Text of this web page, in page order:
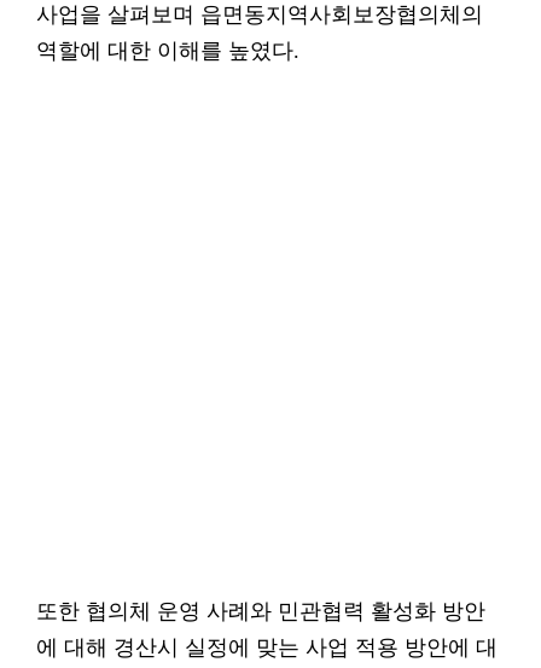
사업을 살펴보며 읍면동지역사회보장협의체의
역할에 대한 이해를 높였다.
또한 협의체 운영 사례와 민관협력 활성화 방안
에 대해 경산시 실정에 맞는 사업 적용 방안에 대